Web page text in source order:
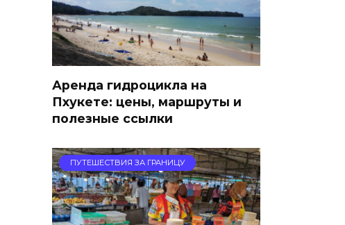
Аренда гидроцикла на
Пхукете: цены, маршруты и
полезные ссылки
ПУТЕШЕСТВИЯ ЗА ГРАНИЦУ